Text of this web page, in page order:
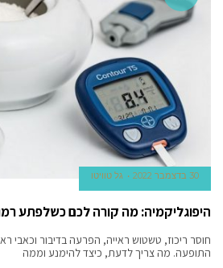
30 בדצמבר 2022 גל טוויטו
היפוגליקמיה: מה קורה לכם כשלפתע
חוסר ריכוז, טשטוש ראייה, הפרעה בדיבור וכאבי
התופעה. מה צריך לדעת, כיצד להימנע וממה